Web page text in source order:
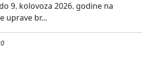
9. kolovoza 2026. godine na
uprave br...